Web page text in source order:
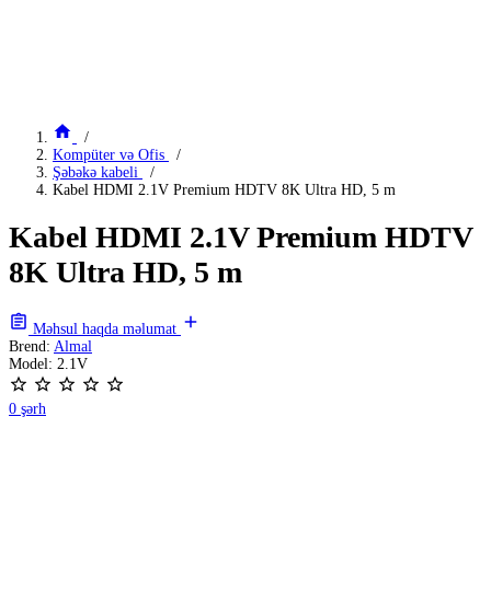
Kompüter və Ofis
Şəbəkə kabeli
Kabel HDMI 2.1V Premium HDTV 8K Ultra HD, 5 m
Kabel HDMI 2.1V Premium HDTV
8K Ultra HD, 5 m
Məhsul haqda məlumat
Brend: Almal
Model: 2.1V
0 şərh